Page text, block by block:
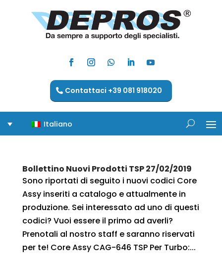
Contattaci +39 081 918020
Italiano
Bollettino Nuovi Prodotti TSP 27/02/2019
Sono riportati di seguito i nuovi codici Core
Assy inseriti a catalogo e attualmente in
produzione. Sei interessato ad uno di questi
codici? Vuoi essere il primo ad averli?
Prenotali al nostro staff e saranno riservati
per te! Core Assy CAG-646 TSP Per Turbo:...